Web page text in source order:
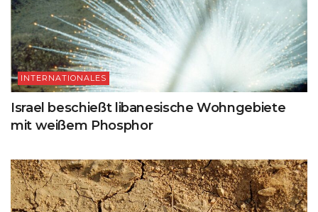
INTERNATIONALES
Israel beschießt libanesische Wohngebiete
mit weißem Phosphor